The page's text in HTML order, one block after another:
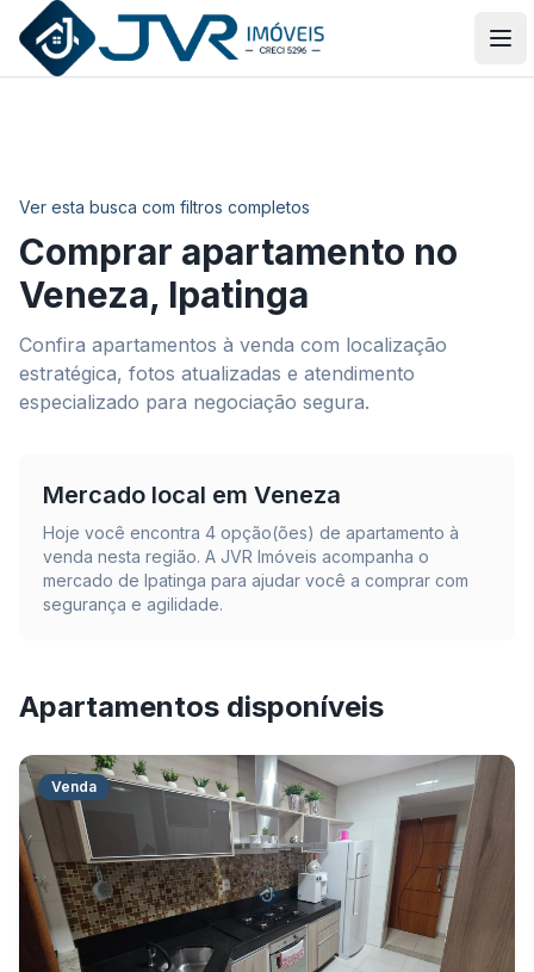
JVR Imóveis
Ver esta busca com filtros completos
Comprar apartamento no
Veneza, Ipatinga
Confira apartamentos à venda com localização
estratégica, fotos atualizadas e atendimento
especializado para negociação segura.
Mercado local em Veneza
Hoje você encontra 4 opção(ões) de apartamento à
venda nesta região. A JVR Imóveis acompanha o
mercado de Ipatinga para ajudar você a comprar com
segurança e agilidade.
Apartamentos disponíveis
Venda